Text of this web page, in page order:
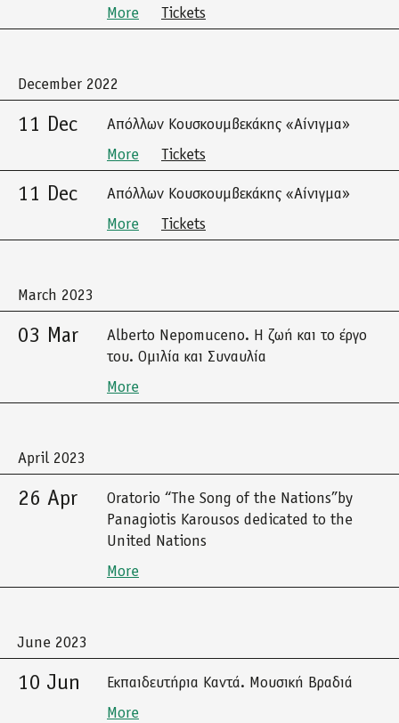
More
Tickets
December 2022
11 Dec
Απόλλων Κουσκουμβεκάκης «Αίνιγμα»
More
Tickets
11 Dec
Απόλλων Κουσκουμβεκάκης «Αίνιγμα»
More
Tickets
March 2023
03 Mar
Alberto Nepomuceno. Η ζωή και το έργο
του. Ομιλία και Συναυλία
More
April 2023
26 Apr
Oratorio “The Song of the Nations”by
Panagiotis Karousos dedicated to the
United Nations
More
June 2023
10 Jun
Εκπαιδευτήρια Καντά. Μουσική Βραδιά
More